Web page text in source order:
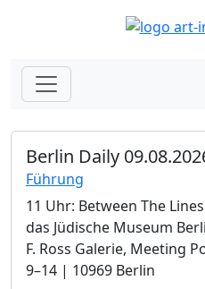
Berlin Daily
Führung
11 Uhr: Between The
das Jüdische Museum
F. Ross Galerie, Meeting
9–14 | 10969 Berlin